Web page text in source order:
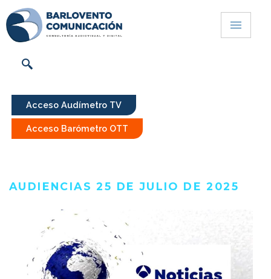
Acceso Audímetro TV
Acceso Barómetro OTT
AUDIENCIAS 25 DE JULIO DE 2025